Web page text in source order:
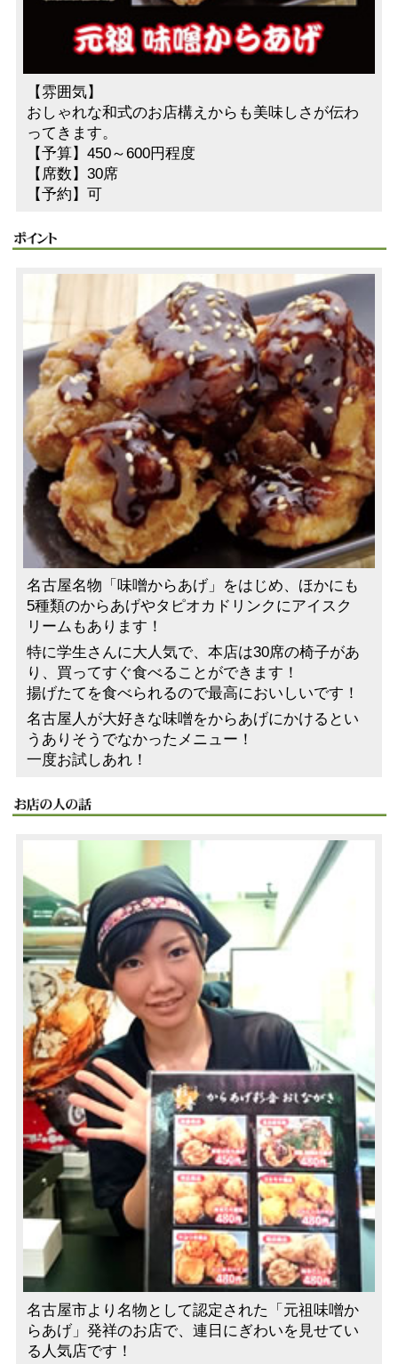
【雰囲気】
おしゃれな和式のお店構えからも美味しさが伝わ
ってきます。
【予算】450～600円程度
【席数】30席
【予約】可
名古屋名物「味噌からあげ」をはじめ、ほかにも
5種類のからあげやタピオカドリンクにアイスク
リームもあります！
特に学生さんに大人気で、本店は30席の椅子があ
り、買ってすぐ食べることができます！
揚げたてを食べられるので最高においしいです！
名古屋人が大好きな味噌をからあげにかけるとい
うありそうでなかったメニュー！
一度お試しあれ！
名古屋市より名物として認定された「元祖味噌か
らあげ」発祥のお店で、連日にぎわいを見せてい
る人気店です！